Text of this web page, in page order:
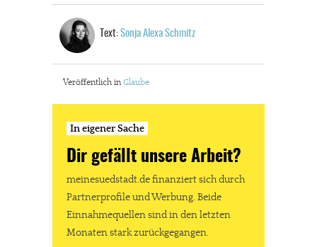
JETZT SPENDEN Schon erledigt!
Text: Sonja Alexa Schmitz
Veröffentlich in Glaube
In eigener Sache
Dir gefällt unsere Arbeit?
meinesuedstadt.de finanziert sich durch
Partnerprofile und Werbung. Beide
Einnahmequellen sind in den letzten
Monaten stark zurückgegangen.